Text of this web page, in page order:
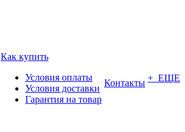
Как купить
Условия оплаты
Условия доставки
Гарантия на товар
Контакты + ЕЩЕ